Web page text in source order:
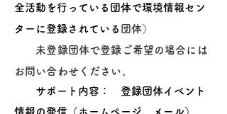
全活動を行っている団体で環境情報セン
ターに登録されている 団体）
未登録団体で登録ご希望の場合には
お問い合わせください。
サポート内容： 登録団体イベント
情報の発信（ホームページ、メール）、